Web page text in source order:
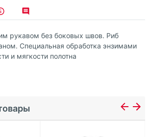
рукавом без боковых швов. Риб
Специальная обработка энзимами
и мягкости полотна